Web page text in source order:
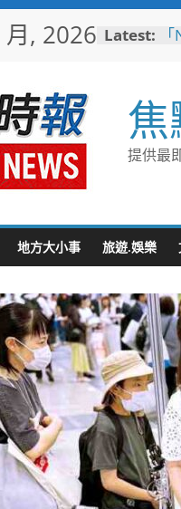
, 2026 Latest:
路
國
其
通
計
國
焦
提供最
地方大小事 旅遊.娛樂